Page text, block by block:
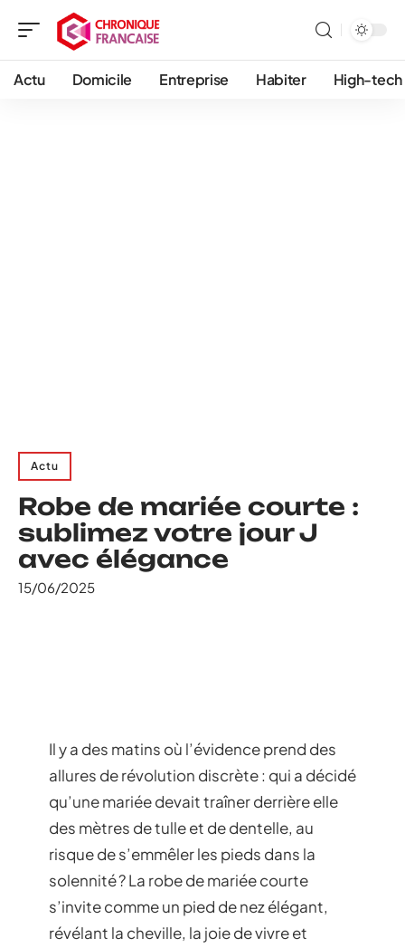
Actu Domicile Entreprise Habiter High-tech
Actu
Robe de mariée courte :
sublimez votre jour J
avec élégance
15/06/2025
Il y a des matins où l’évidence prend des
allures de révolution discrète : qui a décidé
qu’une mariée devait traîner derrière elle
des mètres de tulle et de dentelle, au
risque de s’emmêler les pieds dans la
solennité ? La robe de mariée courte
s’invite comme un pied de nez élégant,
révélant la cheville, la joie de vivre et